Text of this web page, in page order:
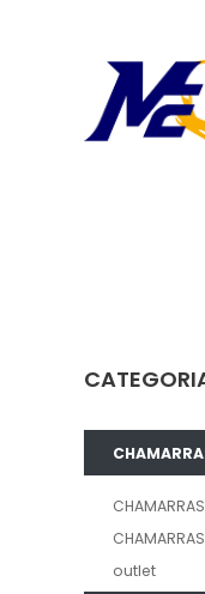
outlet